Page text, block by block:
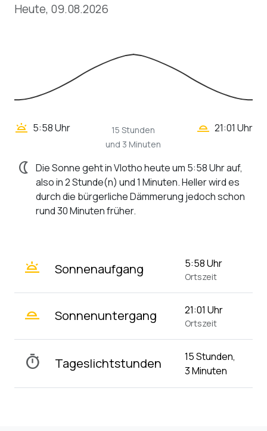
Heute, 09.08.2026
wb_twilight 5:58 Uhr
15 Stunden
und 3 Minuten
wb_twilight_2 21:01 Uhr
nightlight Die Sonne geht in Vlotho heute um 5:58 Uhr auf,
also in 2 Stunde(n) und 1 Minuten. Heller wird es
durch die bürgerliche Dämmerung jedoch schon
rund 30 Minuten früher.
wb_twilight Sonnenaufgang 5:58 Uhr
Ortszeit
wb_twilight_2 Sonnenuntergang 21:01 Uhr
Ortszeit
timer Tageslichtstunden
15 Stunden,
3 Minuten